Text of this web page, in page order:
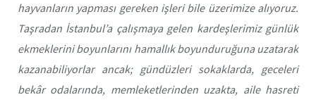
hayvanların yapması gereken işleri bile üzerimize alıyoruz.
Taşradan İstanbul’a çalışmaya gelen kardeşlerimiz günlük
ekmeklerini boyunlarını hamallık boyunduruğuna uzatarak
kazanabiliyorlar ancak; gündüzleri sokaklarda, geceleri
bekâr odalarında, memleketlerinden uzakta, aile hasreti